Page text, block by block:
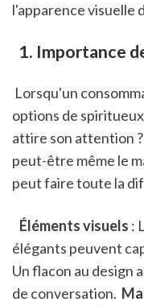
l'apparence visuelle
1. Importance
options de
attire son attention
peut-être même le
peut faire toute la
Éléments visuels :
élégants peuvent
Un flacon au design
de conversation.